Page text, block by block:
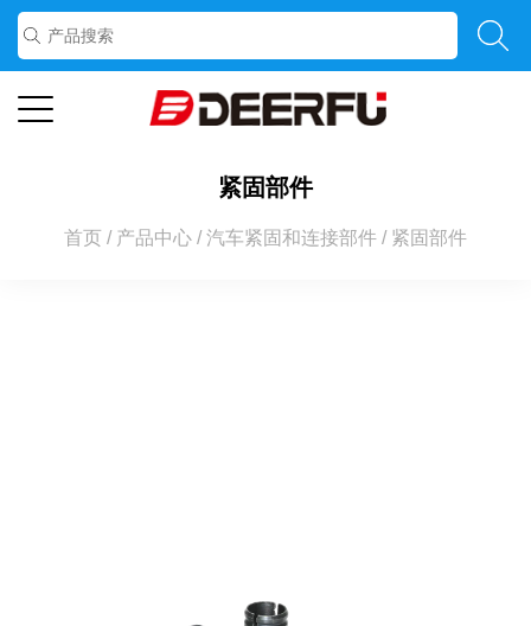
紧固部件
首页 / 产品中心 /汽车紧固和连接部件 / 紧固部件